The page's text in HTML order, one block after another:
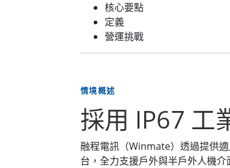
核心要點
定義
營運挑戰
情境概述
採用 IP67 工
融程電訊（Winmate）透過提供
台，全力支援戶外與半戶外人機